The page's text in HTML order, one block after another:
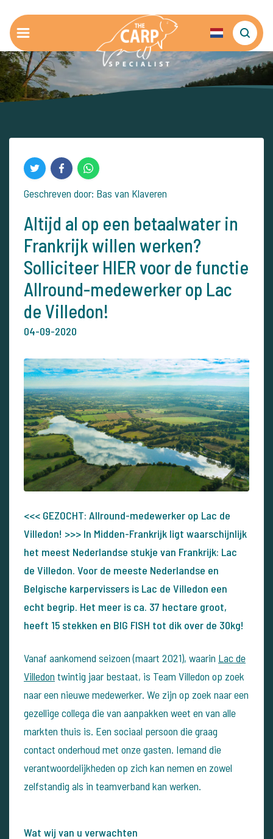
Geschreven door: Bas van Klaveren
Altijd al op een betaalwater in
Frankrijk willen werken?
Solliciteer HIER voor de functie
Allround-medewerker op Lac
de Villedon!
04-09-2020
<<< GEZOCHT: Allround-medewerker op Lac de
Villedon! >>> In Midden-Frankrijk ligt waarschijnlijk
het meest Nederlandse stukje van Frankrijk: Lac
de Villedon. Voor de meeste Nederlandse en
Belgische karpervissers is Lac de Villedon een
echt begrip. Het meer is ca. 37 hectare groot,
heeft 15 stekken en BIG FISH tot dik over de 30kg!
Vanaf aankomend seizoen (maart 2021), waarin Lac de
Villedon twintig jaar bestaat, is Team Villedon op zoek
naar een nieuwe medewerker. We zijn op zoek naar een
gezellige collega die van aanpakken weet en van alle
markten thuis is. Een sociaal persoon die graag
contact onderhoud met onze gasten. Iemand die
verantwoordelijkheden op zich kan nemen en zowel
zelfstandig als in teamverband kan werken.
Wat wij van u verwachten